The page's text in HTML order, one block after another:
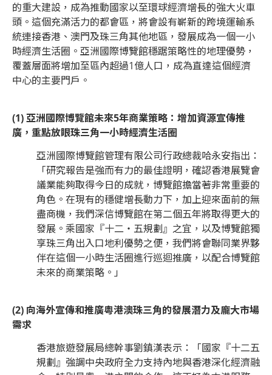
的重大建設，成為推動國家以至環球經濟增長的強大火車
頭。這個充滿活力的都會區，將會設有嶄新的跨境運輸系
統連接香港、澳門及珠三角其他地區，發展成為一個一小
時經濟生活圈。亞洲國際博覽館穩踞策略性的地理優勢，
覆蓋層面將增加至區內超過1億人口，成為直達這個經濟
中心的主要門戶。
(1) 亞洲國際博覽館未來5年商業策略：增加資源宣傳推
廣，重點放眼珠三角一小時經濟生活圈
亞洲國際博覽館管理有限公司行政總裁哈永安指出：
「研究報告是強而有力的最佳證明，確認香港展覽會
議業能夠取得今日的成就，博覽館擔當著非常重要的
角色。在現有的穩健增長動力下，加上迎來面前的無
盡商機，我們深信博覽館在第二個五年將取得更大的
發展。乘國家『十二‧五規劃』之宜，以及博覽館獨
享珠三角出入口地利優勢之便，我們將會聯同業界夥
伴在這個一小時生活圈進行巡迴推廣，以配合博覽館
未來的商業策略。」
(2) 向海外宣傳和推廣粵港澳珠三角的發展潛力及龐大市場
需求
香港旅遊發展局總幹事劉鎮漢表示：「國家『十二五
規劃』強調中央政府全力支持內地與香港深化經濟融